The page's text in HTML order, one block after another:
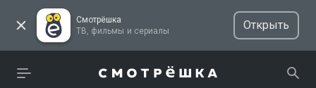
Смотрёшка
ТВ, фильмы и сериалы
Открыть